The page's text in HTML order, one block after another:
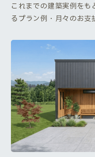
これまでの建築実例を
るプラン例・月々のお支